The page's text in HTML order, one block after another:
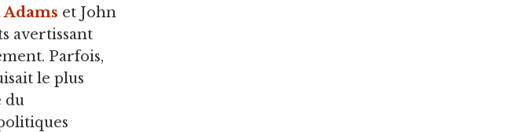
Adams et John
avertissant
Parfois,
le plus
du